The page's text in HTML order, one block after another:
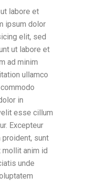
labore et
ipsum dolor
elit, sed
ut labore et
ad minim
ullamco
in
esse cillum
Excepteur
proident, sunt
mollit anim id
unde